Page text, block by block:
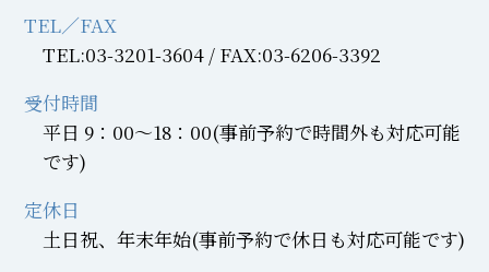
TEL／FAX
TEL:03-3201-3604 / FAX:03-6206-3392
受付時間
平日 9：00～18：00(事前予約で時間外も対応可能
です)
定休日
土日祝、年末年始(事前予約で休日も対応可能です)